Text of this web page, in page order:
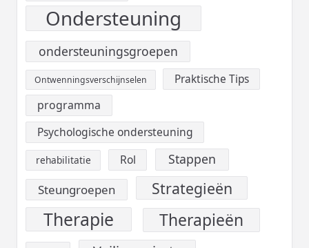
Ondersteuning
ondersteuningsgroepen
Ontwenningsverschijnselen Praktische Tips
programma
Psychologische ondersteuning
rehabilitatie Rol Stappen
Steungroepen Strategieën
Therapie Therapieën